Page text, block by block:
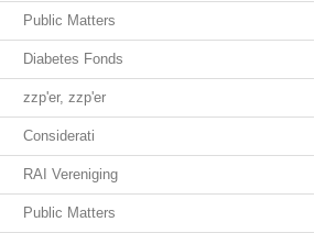
Public Matters
Diabetes Fonds
zzp'er, zzp'er
Considerati
RAI Vereniging
Public Matters